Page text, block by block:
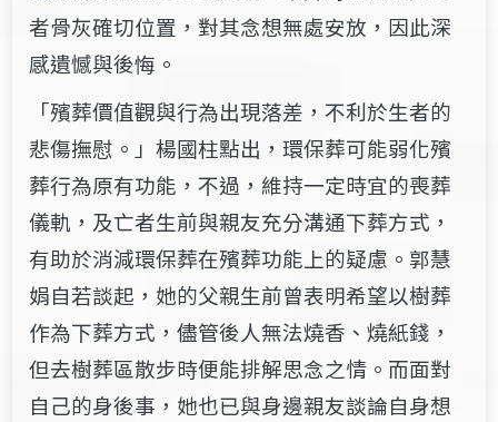
者骨灰確切位置，對其念想無處安放，因此深
感遺憾與後悔。
「殯葬價值觀與行為出現落差，不利於生者的
悲傷撫慰。」楊國柱點出，環保葬可能弱化殯
葬行為原有功能，不過，維持一定時宜的喪葬
儀軌，及亡者生前與親友充分溝通下葬方式，
有助於消減環保葬在殯葬功能上的疑慮。郭慧
娟自若談起，她的父親生前曾表明希望以樹葬
作為下葬方式，儘管後人無法燒香、燒紙錢，
但去樹葬區散步時便能排解思念之情。而面對
自己的身後事，她也已與身邊親友談論自身想